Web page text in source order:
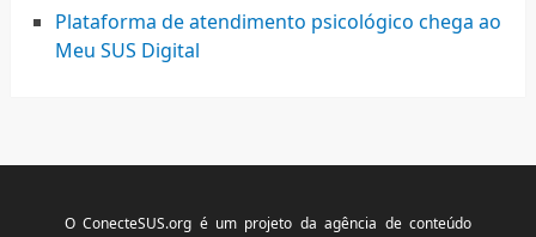
Plataforma de atendimento psicológico chega ao
Meu SUS Digital
O ConecteSUS.org é um projeto da agência de conteúdo